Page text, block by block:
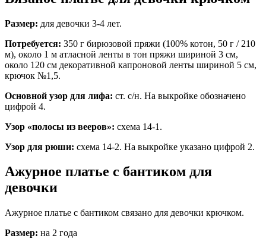
Размер: для девочки 3-4 лет.
Потребуется: 350 г бирюзовой пряжи (100% котон, 50 г / 210
м), около 1 м атласной ленты в тон пряжи шириной 3 см,
около 120 см декоративной капроновой ленты шириной 5 см,
крючок №1,5.
Основной узор для лифа: ст. с/н. На выкройке обозначено
цифрой 4.
Узор «полосы из вееров»: схема 14-1.
Узор для рюши: схема 14-2. На выкройке указано цифрой 2.
Ажурное платье с бантиком для
девочки
Ажурное платье с бантиком связано для девочки крючком.
Размер: на 2 года